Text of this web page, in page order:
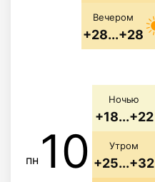
Вечером
+28...+28
пн 10
Ночью
+18...+22
Утром
+25...+32